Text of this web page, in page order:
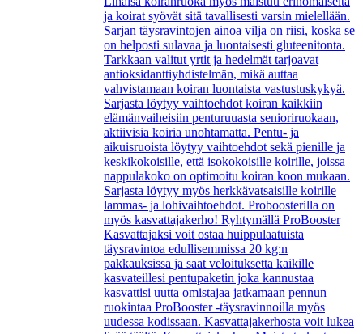
ja koirat syövät sitä tavallisesti varsin mielellään.
Sarjan täysravintojen ainoa vilja on riisi, koska se
on helposti sulavaa ja luontaisesti gluteenitonta.
Tarkkaan valitut yrtit ja hedelmät tarjoavat
antioksidanttiyhdistelmän, mikä auttaa
vahvistamaan koiran luontaista vastustuskykyä.
Sarjasta löytyy vaihtoehdot koiran kaikkiin
elämänvaiheisiin penturuuasta senioriruokaan,
aktiivisia koiria unohtamatta. Pentu- ja
aikuisruoista löytyy vaihtoehdot sekä pienille ja
keskikokoisille, että isokokoisille koirille, joissa
nappulakoko on optimoitu koiran koon mukaan.
Sarjasta löytyy myös herkkävatsaisille koirille
lammas- ja lohivaihtoehdot. Proboosterilla on
myös kasvattajakerho! Ryhtymällä ProBooster
Kasvattajaksi voit ostaa huippulaatuista
täysravintoa edullisemmissa 20 kg:n
pakkauksissa ja saat veloituksetta kaikille
kasvateillesi pentupaketin joka kannustaa
kasvattisi uutta omistajaa jatkamaan pennun
ruokintaa ProBooster -täysravinnoilla myös
uudessa kodissaan. Kasvattajakerhosta voit lukea